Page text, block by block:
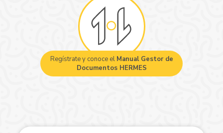
Regístrate y conoce el Manual Gestor de
Documentos HERMES